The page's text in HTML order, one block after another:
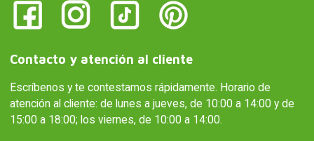
Contacto y atención al cliente
Escríbenos y te contestamos rápidamente. Horario de
atención al cliente: de lunes a jueves, de 10:00 a 14:00 y de
15:00 a 18:00; los viernes, de 10:00 a 14:00.